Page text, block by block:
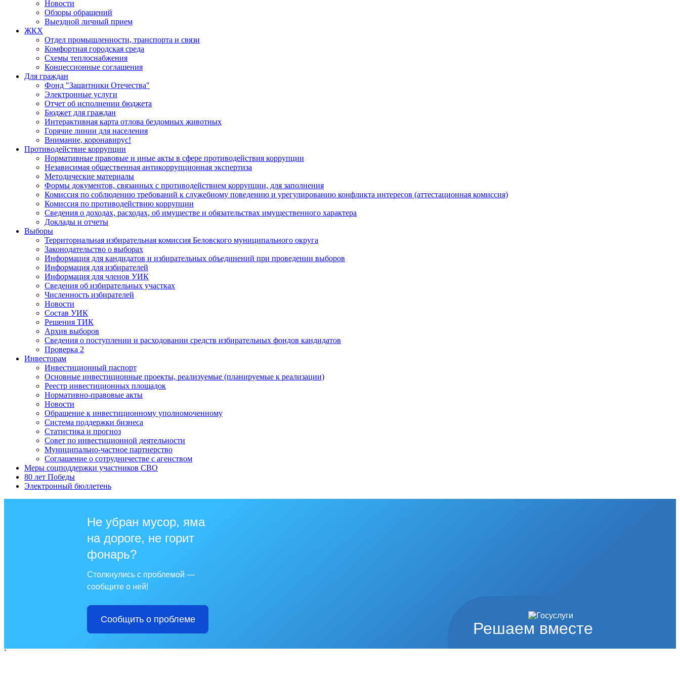
Новости
Обзоры обращений
Выездной личный прием
ЖКХ
Отдел промышленности, транспорта и связи
Комфортная городская среда
Схемы теплоснабжения
Концессионные соглашения
Для граждан
Фонд "Защитники Отечества"
Электронные услуги
Отчет об исполнении бюджета
Бюджет для граждан
Интерактивная карта отлова бездомных животных
Горячие линии для населения
Внимание, коронавирус!
Противодействие коррупции
Нормативные правовые и иные акты в сфере противодействия коррупции
Независимая общественная антикоррупционная экспертиза
Методические материалы
Формы документов, связанных с противодействием коррупции, для заполнения
Комиссия по соблюдению требований к служебному поведению и урегулированию конфликта интересов (аттестационная комиссия)
Комиссия по противодействию коррупции
Сведения о доходах, расходах, об имуществе и обязательствах имущественного характера
Доклады и отчеты
Выборы
Территориальная избирательная комиссия Беловского муниципального округа
Законодательство о выборах
Информация для кандидатов и избирательных объединений при проведении выборов
Информация для избирателей
Информация для членов УИК
Сведения об избирательных участках
Численность избирателей
Новости
Состав УИК
Решения ТИК
Архив выборов
Сведения о поступлении и расходовании средств избирательных фондов кандидатов
Проверка 2
Инвесторам
Инвестиционный паспорт
Основные инвестиционные проекты, реализуемые (планируемые к реализации)
Реестр инвестиционных площадок
Нормативно-правовые акты
Новости
Обращение к инвестиционному уполномоченному
Система поддержки бизнеса
Статистика и прогноз
Совет по инвестиционной деятельности
Муниципально-частное партнерство
Соглашение о сотрудничестве с агенством
Меры соцподдержки участников СВО
80 лет Победы
Электронный бюллетень
Решаем вместе
Не убран мусор, яма
на дороге, не горит
фонарь?
Столкнулись с проблемой —
сообщите о ней!
Сообщить о проблеме
`